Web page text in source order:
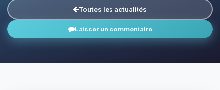
Toutes les actualités
Laisser un commentaire